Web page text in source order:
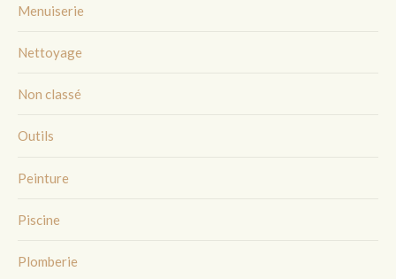
Menuiserie
Nettoyage
Non classé
Outils
Peinture
Piscine
Plomberie